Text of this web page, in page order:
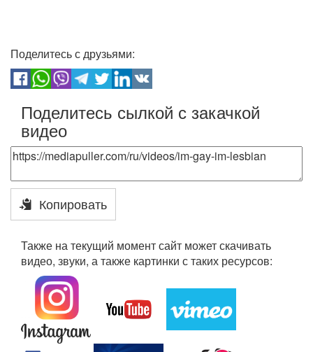
Поделитесь с друзьями:
Поделитесь сылкой с закачкой
видео
Копировать
Также на текущий момент сайт может скачивать
видео, звуки, а также картинки с таких ресурсов: